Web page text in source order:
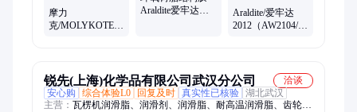
摩力
克/MOLYKOTE
脂
Araldite爱牢达
Araldite/爱牢达
2012（AW2104/HW2934）
锐先(上海)化学品有限公司武汉分公司
洽谈
安心购
综合体验L0 回复及时 真实性已核验 湖北武汉
主营： 瓦楞机润滑脂、润滑剂、润滑脂、耐高温润滑脂、齿轮润